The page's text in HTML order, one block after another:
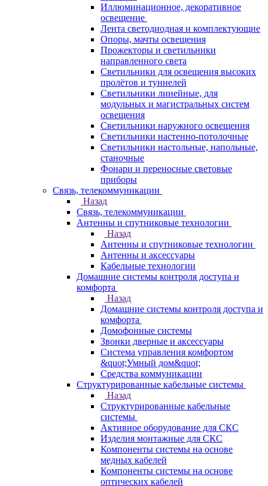
Иллюминационное, декоративное
освещение
Лента светодиодная и комплектующие
Опоры, мачты освещения
Прожекторы и светильники
направленного света
Светильники для освещения высоких
пролётов и туннелей
Светильники линейные, для
модульных и магистральных систем
освещения
Светильники наружного освещения
Светильники настенно-потолочные
Светильники настольные, напольные,
станочные
Фонари и переносные световые
приборы
Связь, телекоммуникации
Назад
Связь, телекоммуникации
Антенны и спутниковые технологии
Назад
Антенны и спутниковые технологии
Антенны и аксессуары
Кабельные технологии
Домашние системы контроля доступа и
комфорта
Назад
Домашние системы контроля доступа и
комфорта
Домофонные системы
Звонки дверные и аксессуары
Система управления комфортом
&quot;Умный дом&quot;
Средства коммуникации
Структурированные кабельные системы
Назад
Структурированные кабельные
системы
Активное оборудование для СКС
Изделия монтажные для СКС
Компоненты системы на основе
медных кабелей
Компоненты системы на основе
оптических кабелей